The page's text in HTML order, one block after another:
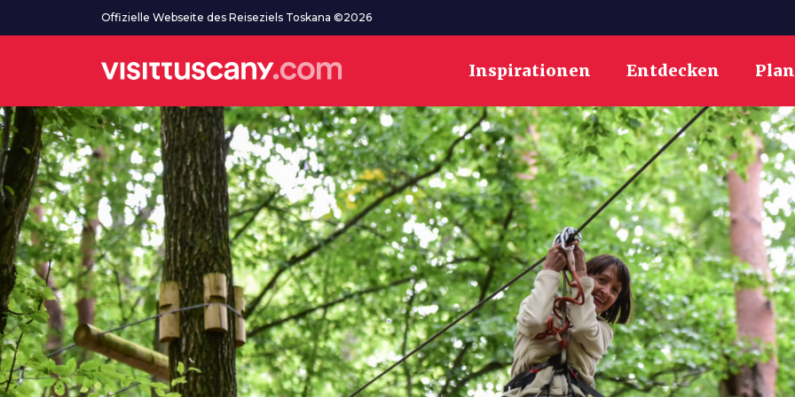
Zum HauptinhaltOffizielle Webseite des Reiseziels Toskana ©2026
Inspirationen Entdecken